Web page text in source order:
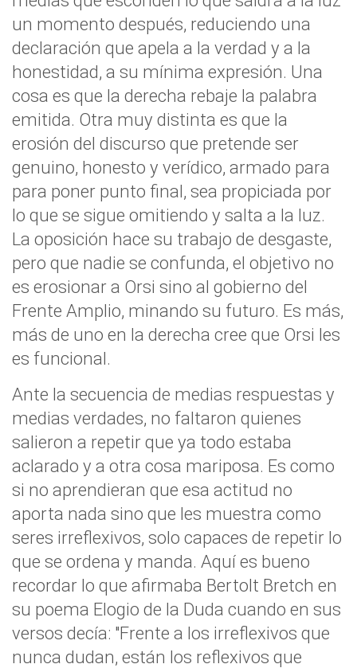
un momento después, reduciendo una
declaración que apela a la verdad y a la
honestidad, a su mínima expresión. Una
cosa es que la derecha rebaje la palabra
emitida. Otra muy distinta es que la
erosión del discurso que pretende ser
genuino, honesto y verídico, armado para
para poner punto final, sea propiciada por
lo que se sigue omitiendo y salta a la luz.
La oposición hace su trabajo de desgaste,
pero que nadie se confunda, el objetivo no
es erosionar a Orsi sino al gobierno del
Frente Amplio, minando su futuro. Es más,
más de uno en la derecha cree que Orsi les
es funcional.
Ante la secuencia de medias respuestas y
medias verdades, no faltaron quienes
salieron a repetir que ya todo estaba
aclarado y a otra cosa mariposa. Es como
si no aprendieran que esa actitud no
aporta nada sino que les muestra como
seres irreflexivos, solo capaces de repetir lo
que se ordena y manda. Aquí es bueno
recordar lo que afirmaba Bertolt Bretch en
su poema Elogio de la Duda cuando en sus
versos decía: "Frente a los irreflexivos que
nunca dudan, están los reflexivos que